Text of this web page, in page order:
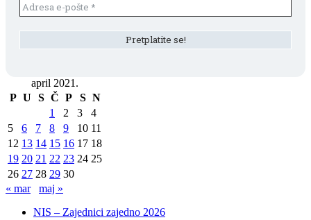
april 2021.
P U S Č P S N
1
2 3
4
5
6 7 8 9 10 11
12 13 14 15 16 17 18
19 20 21 22 23 24 25
26 27 28 29 30
« mar
maj »
NIS – Zajednici zajedno 2026